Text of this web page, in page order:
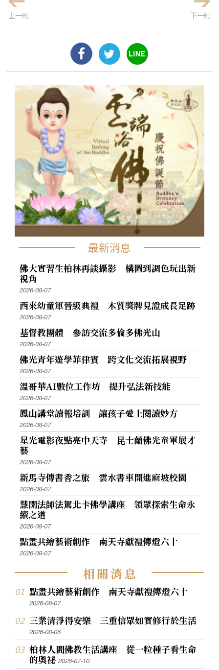
上一則 下一則
最新消息
佛大實習生柏林再談攝影 構圖到調色玩出新
視角
2026-08-07
西來幼童軍晉級典禮 木質獎牌見證成長足跡
2026-08-07
基督教團體 參訪交流多倫多佛光山
2026-08-07
佛光青年遊學菲律賓 跨文化交流拓展視野
2026-08-07
溫哥華AI數位工作坊 提升弘法新技能
2026-08-07
鳳山講堂讀報培訓 讓孩子愛上閱讀妙方
2026-08-07
星光電影夜點亮中天寺 昆士蘭佛光童軍展才
藝
2026-08-07
新馬寺傳書香之旅 雲水書車開進麻坡校園
2026-08-07
慧開法師法駕北卡佛學講座 領眾探索生命永
續之道
2026-08-07
點畫共繪藝術創作 南天寺獻禮傳燈六十
2026-08-07
相關消息
點畫共繪藝術創作 南天寺獻禮傳燈六十
2026-08-07
三業清淨得安樂 三重信眾如實修行於生活
2026-08-06
柏林人間佛教生活講座 從一粒種子看生命
的奧祕2026-07-10